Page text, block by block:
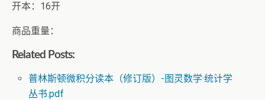
开本：16开
商品重量：
Related Posts:
普林斯顿微积分读本（修订版）-图灵数学·统计学
丛书.pdf